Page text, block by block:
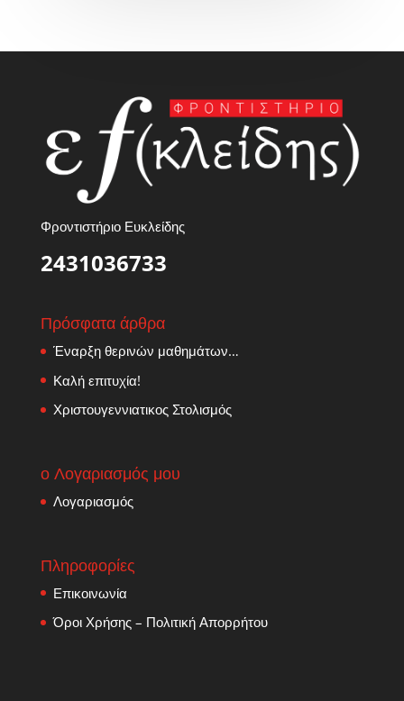
Φροντιστήριο Ευκλείδης
2431036733
Πρόσφατα άρθρα
Έναρξη θερινών μαθημάτων…
Καλή επιτυχία!
Χριστουγεννιατικος Στολισμός
ο Λογαριασμός μου
Λογαριασμός
Πληροφορίες
Επικοινωνία
Όροι Χρήσης – Πολιτική Απορρήτου